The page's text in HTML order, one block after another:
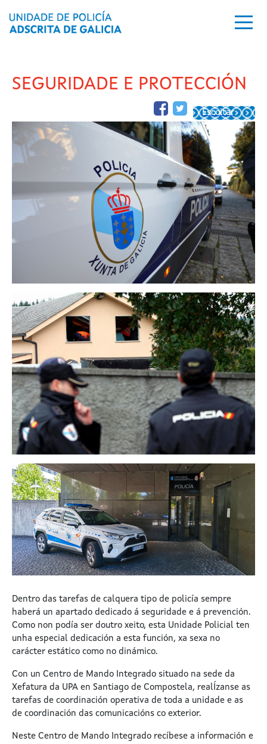
SEGURIDADE E PROTECCIÓN
Escoitar
Dentro das tarefas de calquera tipo de policía sempre
haberá un apartado dedicado á seguridade e á prevención.
Como non podía ser doutro xeito, esta Unidade Policial ten
unha especial dedicación a esta función, xa sexa no
carácter estático como no dinámico.
Con un Centro de Mando Integrado situado na sede da
Xefatura da UPA en Santiago de Compostela, realÍzanse as
tarefas de coordinación operativa de toda a unidade e as
de coordinación das comunicacións co exterior.
Neste Centro de Mando Integrado recíbese a información e